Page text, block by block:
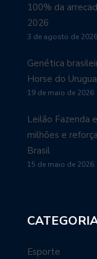
100% da
2026
3 de agosto de 2026
Genética
Horse do
19 de maio de 2026
Leilão Fazenda
milhões e
Brasil
15 de maio de 2026
Esporte